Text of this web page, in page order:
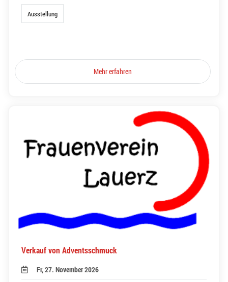
Ausstellung
Mehr erfahren
Verkauf von Adventsschmuck
Fr, 27. November 2026